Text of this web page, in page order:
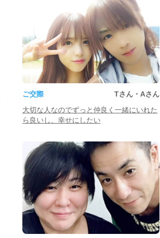
ご交際
Tさん・Aさん
大切な人なのでずっと仲良く一緒にいれた
ら良いし、幸せにしたい